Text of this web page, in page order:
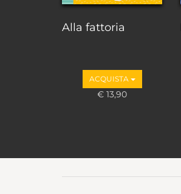
Alla fattoria
ACQUISTA
€ 13,90